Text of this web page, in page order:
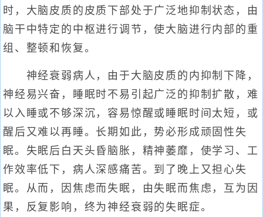
时，大脑皮质的皮质下部处于广泛地抑制状态，由
脑干中特定的中枢进行调节，使大脑进行内部的重
组、整顿和恢复。
神经衰弱病人，由于大脑皮质的内抑制下降，
神经易兴奋，睡眠时不易引起广泛的抑制扩散，难
以入睡或不够深沉，容易惊醒或睡眠时间太短，或
醒后又难以再睡。长期如此，势必形成顽固性失
眠。失眠后白天头昏脑胀，精神萎靡，使学习、工
作效率低下，病人深感痛苦。到了晚上又担心失
眠。从而，因焦虑而失眠，由失眠而焦虑，互为因
果，反复影响，终为神经衰弱的失眠症。